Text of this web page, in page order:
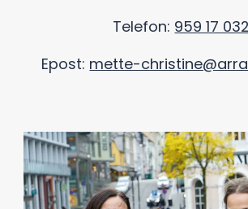
Telefon: 959 17 032
Epost: mette-